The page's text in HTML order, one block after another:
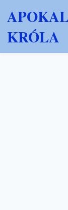
KRÓLA